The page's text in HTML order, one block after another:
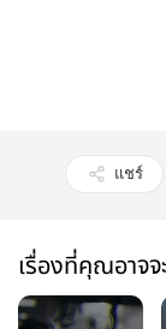
แชร์
เรื่องที่คุณอาจจ